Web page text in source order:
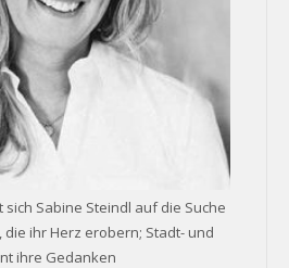
sich Sabine Steindl auf die Suche
ihr Herz erobern; Stadt- und
ihre Gedanken